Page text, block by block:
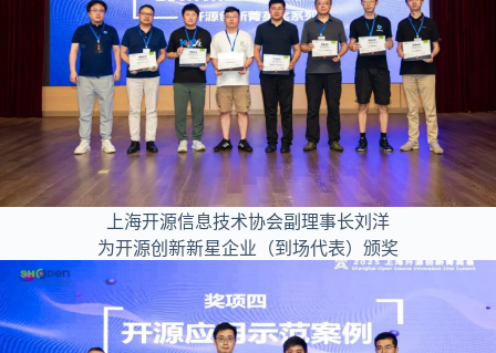
上海开源信息技术协会副理事长刘洋
为开源创新新星企业（到场代表）颁奖